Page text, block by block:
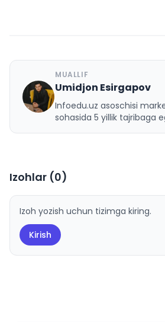
U
MUALLIF
Umidjon Esirgapov
Infoedu.uz asoschisi
sohasida 5 yillik tajribaga
Izohlar (0)
Izoh yozish uchun tizimga kiring.
Kirish